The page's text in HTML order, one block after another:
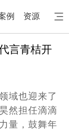
例 资源
言青桔开
域也迎来了
然担任滴滴
量，鼓舞年